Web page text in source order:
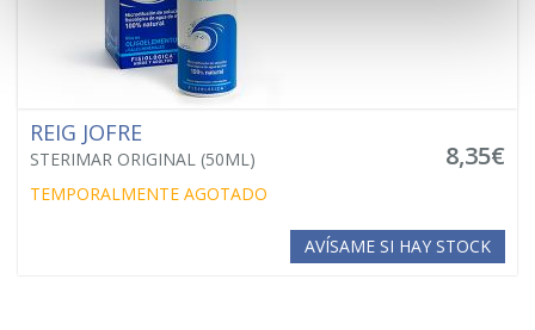
REIG JOFRE
STERIMAR ORIGINAL (50ML) 8,35€
TEMPORALMENTE AGOTADO
AVÍSAME SI HAY STOCK